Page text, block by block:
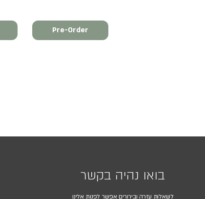
Pre-Order
בואו נהיה בקשר
לשאלות עזרה ובירורים אפשר לפנות אלינו